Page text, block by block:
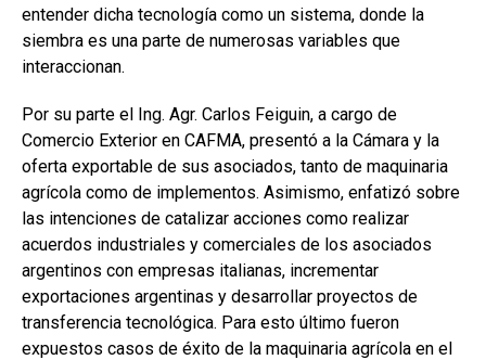
entender dicha tecnología como un sistema, donde la
siembra es una parte de numerosas variables que
interaccionan.
Por su parte el Ing. Agr. Carlos Feiguin, a cargo de
Comercio Exterior en CAFMA, presentó a la Cámara y la
oferta exportable de sus asociados, tanto de maquinaria
agrícola como de implementos. Asimismo, enfatizó sobre
las intenciones de catalizar acciones como realizar
acuerdos industriales y comerciales de los asociados
argentinos con empresas italianas, incrementar
exportaciones argentinas y desarrollar proyectos de
transferencia tecnológica. Para esto último fueron
expuestos casos de éxito de la maquinaria agrícola en el